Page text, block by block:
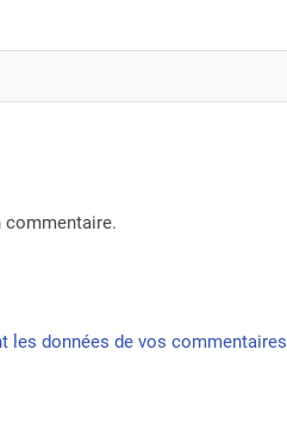
commentaire.
les données de vos